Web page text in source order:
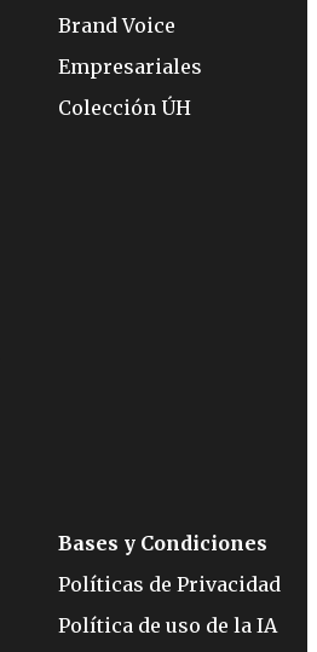
Brand Voice
Empresariales
Colección ÚH
Bases y Condiciones
Políticas de Privacidad
Política de uso de la IA